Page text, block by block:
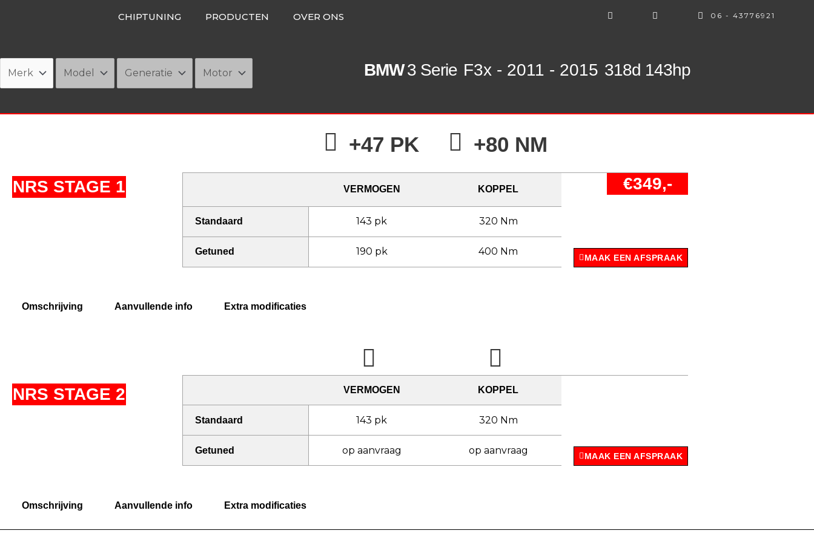
CHIPTUNING PRODUCTEN OVER ONS 06 - 43776921
BMW3 Serie F3x - 2011 - 2015 318d 143hp
NRS STAGE 1
+47 PK +80 NM
VERMOGEN KOPPEL €349,-
Standaard 143 pk 320 Nm
Getuned 190 pk 400 Nm
MAAK EEN AFSPRAAK
Omschrijving Aanvullende info Extra modificaties
NRS STAGE 2 VERMOGEN KOPPEL
Standaard 143 pk 320 Nm
Getuned op aanvraag op aanvraag
MAAK EEN AFSPRAAK
Omschrijving Aanvullende info Extra modificaties